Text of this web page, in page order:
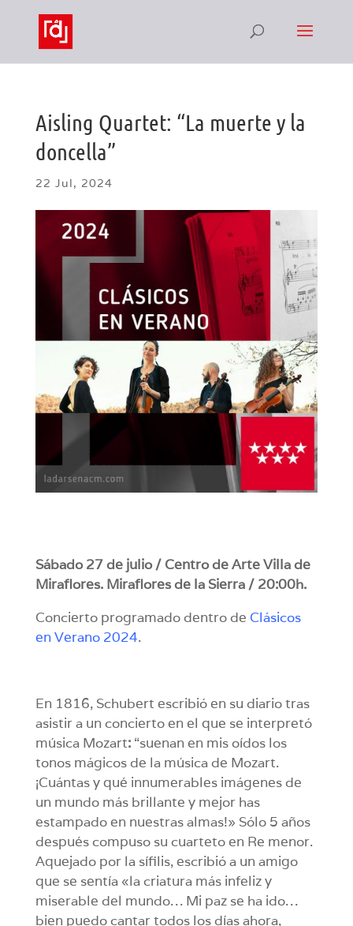
Aisling Quartet: “La muerte y la
doncella”
22 Jul, 2024
Sábado 27 de julio / Centro de Arte Villa de
Miraflores. Miraflores de la Sierra / 20:00h.
Concierto programado dentro de Clásicos
en Verano 2024.
En 1816, Schubert escribió en su diario tras
asistir a un concierto en el que se interpretó
música Mozart:“suenan en mis oídos los
tonos mágicos de la música de Mozart.
¡Cuántas y qué innumerables imágenes de
un mundo más brillante y mejor has
estampado en nuestras almas!» Sólo 5 años
después compuso su cuarteto en Re menor.
Aquejado por la sífilis, escribió a un amigo
que se sentía «la criatura más infeliz y
miserable del mundo… Mi paz se ha ido…
bien puedo cantar todos los días ahora,